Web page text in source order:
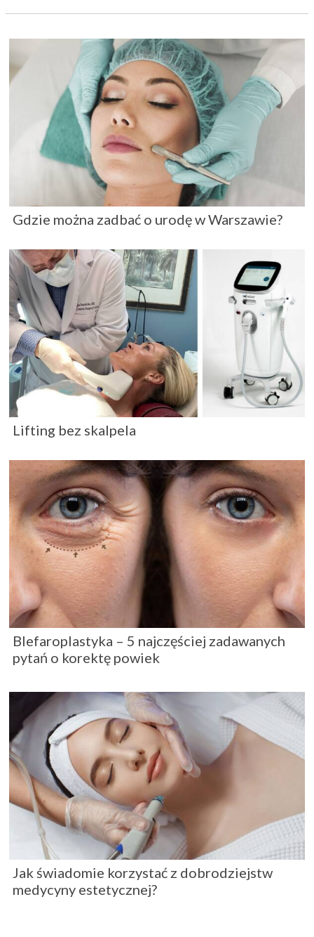
Gdzie można zadbać o urodę w Warszawie?
Lifting bez skalpela
Blefaroplastyka – 5 najczęściej zadawanych
pytań o korektę powiek
Jak świadomie korzystać z dobrodziejstw
medycyny estetycznej?